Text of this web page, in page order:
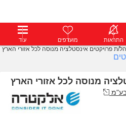
פרימיום התראות מועדפים עוד
ת פרויקטים אינסטלציה מנוסה לכל אזורי הארץ
מנוסה לכל אזורי הארץ